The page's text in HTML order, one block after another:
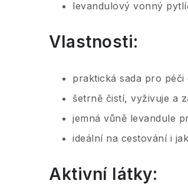
levandulový vonný
Vlastnosti:
praktická sada pro
šetrně čistí, vyživuje a
jemná vůně levandule
ideální na cestování i
Aktivní látky: